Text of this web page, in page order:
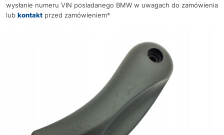
wysłanie numeru VIN posiadanego BMW w uwagach do zamówienia
lub kontakt przed zamówieniem*